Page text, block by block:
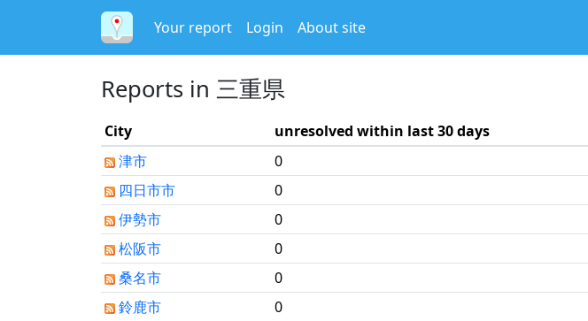
Your report Login About site
Reports in 三重県
City unresolved within last 30 days
津市
0
四日市市
0
伊勢市
0
松阪市
0
桑名市
0
鈴鹿市
0